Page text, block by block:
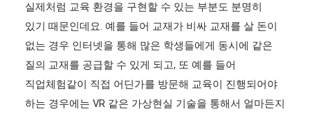
실제처럼 교육 환경을 구현할 수 있는 부분도 분명히
있기 때문인데요. 예를 들어 교재가 비싸 교재를 살 돈이
없는 경우 인터넷을 통해 많은 학생들에게 동시에 같은
질의 교재를 공급할 수 있게 되고, 또 예를 들어
직업체험같이 직접 어딘가를 방문해 교육이 진행되어야
하는 경우에는 VR 같은 가상현실 기술을 통해서 얼마든지